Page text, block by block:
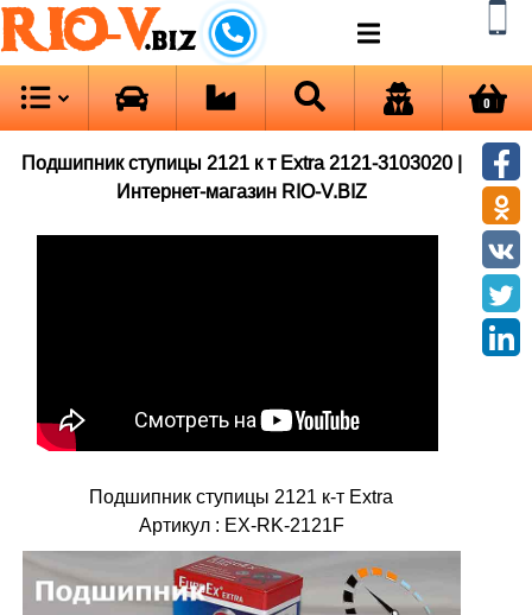
RIO-V.biz
0
Подшипник ступицы 2121 к т Extra 2121-3103020 |
Интернет-магазин RIO-V.BIZ
Подшипник ступицы 2121 к-т Extra
Артикул : EX-RK-2121F